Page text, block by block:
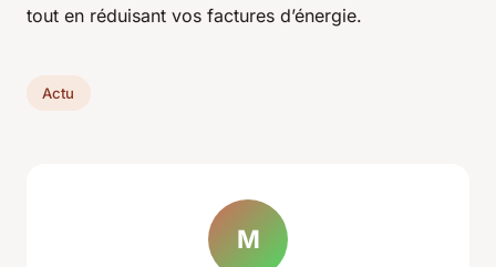
tout en réduisant vos factures d’énergie.
Actu
M